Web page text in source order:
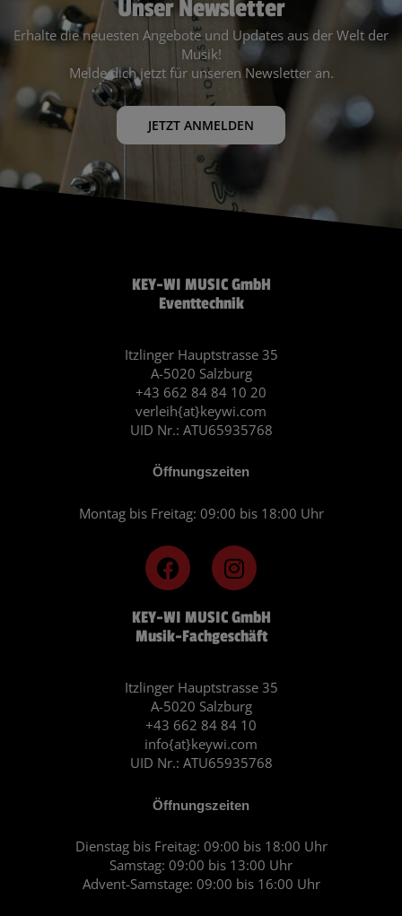
Unser Newsletter
Erhalte die neuesten Angebote und Updates aus der Welt der
Musik!
Melde dich jetzt für unseren Newsletter an.
JETZT ANMELDEN
KEY-WI MUSIC GmbH
Musik-Fachgeschäft
Itzlinger Hauptstrasse 35
A-5020 Salzburg
+43 662 84 84 10
info{at}keywi.com
UID Nr.: ATU65935768
Öffnungszeiten
Dienstag bis Freitag: 09:00 bis 18:00 Uhr
Samstag: 09:00 bis 13:00 Uhr
Advent-Samstage: 09:00 bis 16:00 Uhr
F
a
c
e
b
o
k
I
n
s
t
a
r
a
m
KEY-WI MUSIC GmbH
Eventtechnik
Itzlinger Hauptstrasse 35
A-5020 Salzburg
+43 662 84 84 10 20
verleih{at}keywi.com
UID Nr.: ATU65935768
Öffnungszeiten
Montag bis Freitag: 09:00 bis 18:00 Uhr